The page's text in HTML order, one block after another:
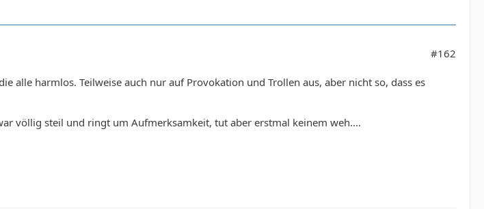
#162
alle harmlos. Teilweise auch nur auf Provokation und Trollen aus, aber nicht so, dass es
völlig steil und ringt um Aufmerksamkeit, tut aber erstmal keinem weh….